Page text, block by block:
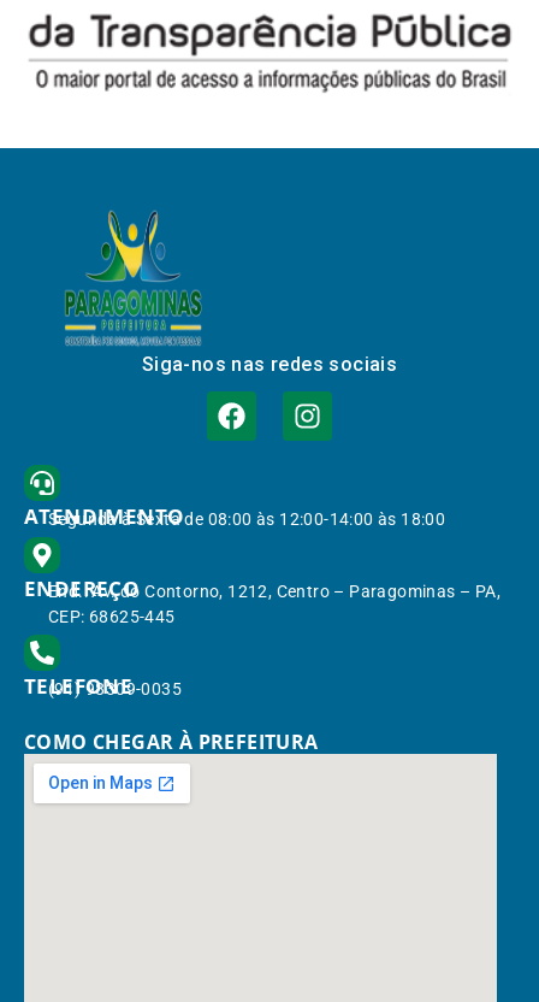
Siga-nos nas redes sociais
ATENDIMENTO
Segunda à Sexta de 08:00 às 12:00-14:00 às 18:00
ENDEREÇO
End.: Av. do Contorno, 1212, Centro – Paragominas – PA,
CEP: 68625-445
TELEFONE
(91) 98309-0035
COMO CHEGAR À PREFEITURA